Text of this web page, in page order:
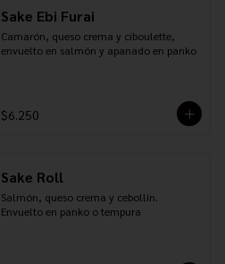
Sake Ebi Furai
Camarón, queso crema y ciboulette,
envuelto en salmón y apanado en panko
$6.250
Sake Roll
Salmón, queso crema y cebollín.
Envuelto en panko o tempura